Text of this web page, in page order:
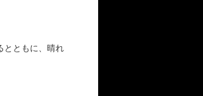
とともに、晴れ